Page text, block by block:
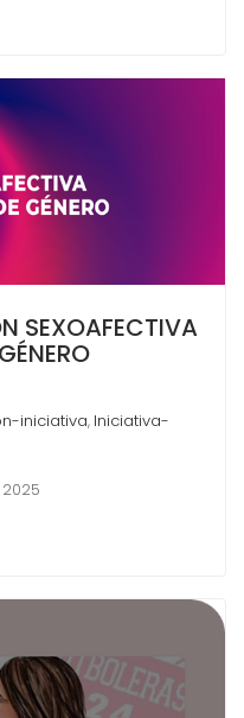
SEXOAFECTIVA
iniciativa, Iniciativa-
2025